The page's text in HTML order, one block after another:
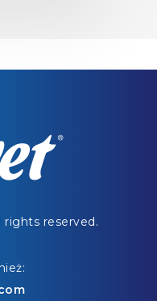
rights reserved.